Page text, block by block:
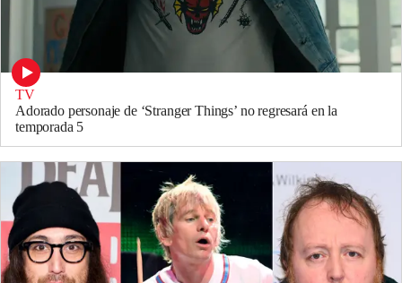
TV
Adorado personaje de ‘Stranger Things’ no regresará en la
temporada 5